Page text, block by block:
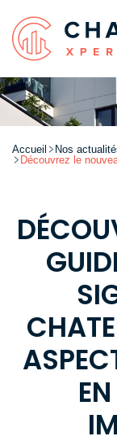
Accueil
Nos
Découvrez le